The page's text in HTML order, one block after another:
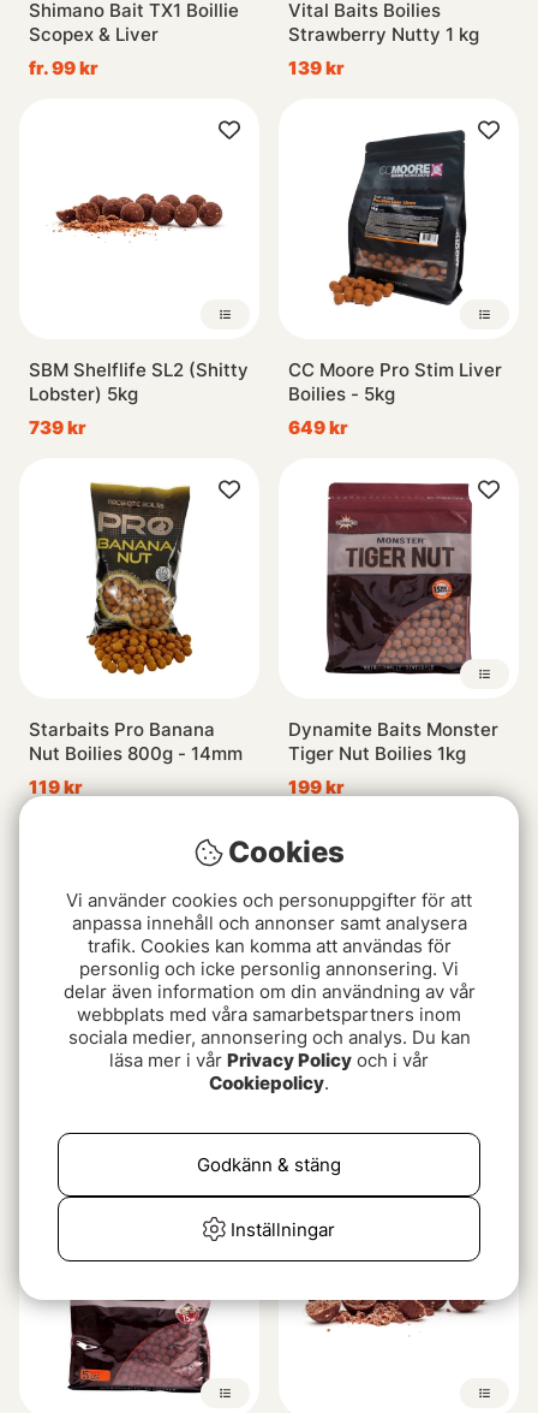
Shimano Bait TX1 Boillie
Scopex & Liver
fr. 99 kr
Vital Baits Boilies
Strawberry Nutty 1 kg
139 kr
SBM Shelflife SL2 (Shitty
Lobster) 5kg
739 kr
CC Moore Pro Stim Liver
Boilies - 5kg
649 kr
Starbaits Pro Banana
Nut Boilies 800g - 14mm
119 kr
Dynamite Baits Monster
Tiger Nut Boilies 1kg
199 kr
Vital Baits The Kraken
69 kr
CC Moore Odyssey XXX
Cookies
Vi använder cookies och personuppgifter för att
anpassa innehåll och annonser samt analysera
trafik. Cookies kan komma att användas för
personlig och icke personlig annonsering. Vi
delar även information om din användning av vår
webbplats med våra samarbetspartners inom
sociala medier, annonsering och analys. Du kan
läsa mer i vår Privacy Policy och i vår
Cookiepolicy.
Inställningar
Godkänn & stäng